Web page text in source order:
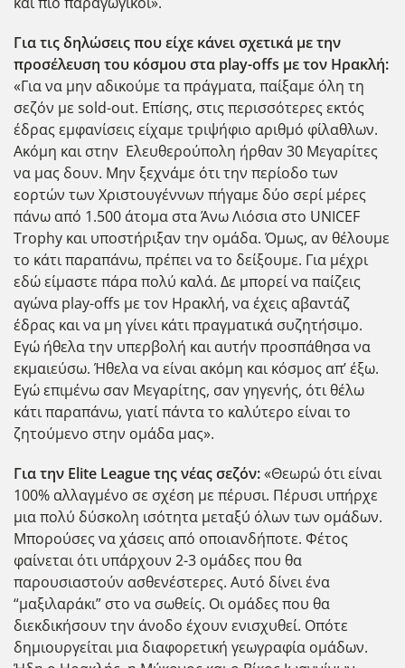
Για τις δηλώσεις που είχε κάνει σχετικά με την
προσέλευση του κόσμου στα play-offs με τον Ηρακλή:
«Για να μην αδικούμε τα πράγματα, παίξαμε όλη τη
σεζόν με sold-out. Επίσης, στις περισσότερες εκτός
έδρας εμφανίσεις είχαμε τριψήφιο αριθμό φίλαθλων.
Ακόμη και στην Ελευθερούπολη ήρθαν 30 Μεγαρίτες
να μας δουν. Μην ξεχνάμε ότι την περίοδο των
εορτών των Χριστουγέννων πήγαμε δύο σερί μέρες
πάνω από 1.500 άτομα στα Άνω Λιόσια στο UNICEF
Trophy και υποστήριξαν την ομάδα. Όμως, αν θέλουμε
το κάτι παραπάνω, πρέπει να το δείξουμε. Για μέχρι
εδώ είμαστε πάρα πολύ καλά. Δε μπορεί να παίζεις
αγώνα play-offs με τον Ηρακλή, να έχεις αβαντάζ
έδρας και να μη γίνει κάτι πραγματικά συζητήσιμο.
Εγώ ήθελα την υπερβολή και αυτήν προσπάθησα να
εκμαιεύσω. Ήθελα να είναι ακόμη και κόσμος απ’ έξω.
Εγώ επιμένω σαν Μεγαρίτης, σαν γηγενής, ότι θέλω
κάτι παραπάνω, γιατί πάντα το καλύτερο είναι το
ζητούμενο στην ομάδα μας».
Για την Elite League της νέας σεζόν:«Θεωρώ ότι είναι
100% αλλαγμένο σε σχέση με πέρυσι. Πέρυσι υπήρχε
μια πολύ δύσκολη ισότητα μεταξύ όλων των ομάδων.
Μπορούσες να χάσεις από οποιανδήποτε. Φέτος
φαίνεται ότι υπάρχουν 2-3 ομάδες που θα
παρουσιαστούν ασθενέστερες. Αυτό δίνει ένα
“μαξιλαράκι” στο να σωθείς. Οι ομάδες που θα
διεκδικήσουν την άνοδο έχουν ενισχυθεί. Οπότε
δημιουργείται μια διαφορετική γεωγραφία ομάδων.